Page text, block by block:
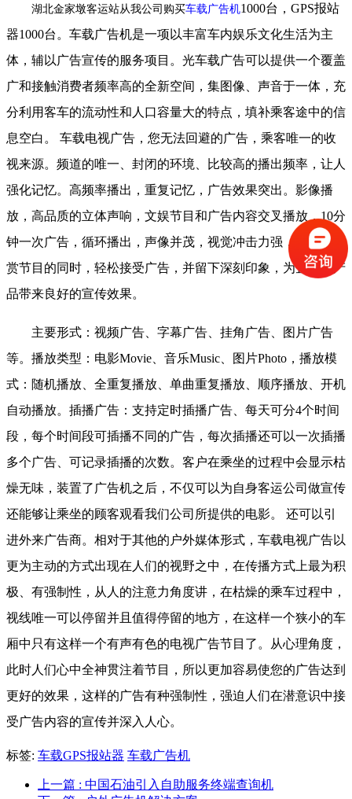
湖北金家墩客运站从我公司购买车载广告机1000台， GPS报站
器1000台。车载广告机是一项以丰富车内娱乐文化生活为主
体，辅以广告宣传的服务项目。光车载广告可以提供一个覆盖
广和接触消费者频率高的全新空间，集图像、声音于一体，充
分利用客车的流动性和人口容量大的特点，填补乘客途中的信
息空白。
车载电视广告，您无法回避的广告，乘客唯一的收
视来源。频道的唯一、封闭的环境、比较高的播出频率，让人
强化记忆。高频率播出，重复记忆，广告效果突出。影像播
放，高品质的立体声响，文娱节目和广告内容交叉播放，10分
钟一次广告，循环播出，声像并茂，视觉冲击力强，乘客在欣
赏节目的同时，轻松接受广告，并留下深刻印象，为企业和产
品带来良好的宣传效果。
主要形式：视频广告、字幕广告、挂角广告、图片广告
等。播放类型：电影Movie 、音乐Music 、图片Photo ，播放模
式：随机播放、全重复播放、单曲重复播放、顺序播放、开机
自动播放。插播广告：支持定时插播广告、每天可分4个时间
段，每个时间段可插播不同的广告，每次插播还可以一次插播
多个广告、可记录插播的次数。客户在乘坐的过程中会显示枯
燥无味，装置了广告机之后，不仅可以为自身客运公司做宣传
还能够让乘坐的顾客观看我们公司所提供的电影。
还可以引
进外来广告商。相对于其他的户外媒体形式，车载电视广告以
更为主动的方式出现在人们的视野之中，在传播方式上最为积
极、有强制性，从人的注意力角度讲，在枯燥的乘车过程中，
视线唯一可以停留并且值得停留的地方，在这样一个狭小的车
厢中只有这样一个有声有色的电视广告节目了。从心理角度，
此时人们心中全神贯注着节目，所以更加容易使您的广告达到
更好的效果，这样的广告有种强制性，强迫人们在潜意识中接
受广告内容的宣传并深入人心。
标签: 车载GPS报站器 车载广告机
上一篇 : 中国石油引入自助服务终端查询机